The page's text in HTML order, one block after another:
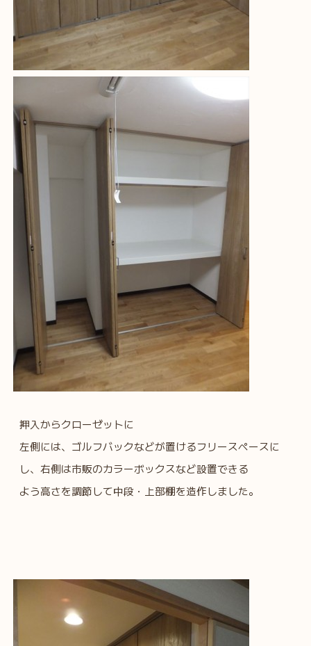
押入からクローゼットに
左側には、ゴルフバックなどが置けるフリースペースに
し、右側は市販のカラーボックスなど設置できる
よう高さを調節して中段・上部棚を造作しました。